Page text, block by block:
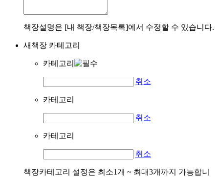
책장설명은 [내 책장/책장목록]에서 수정할 수 있습니다.
새책장 카테고리
카테고리
취소
카테고리
취소
카테고리
취소
책장카테고리 설정은 최소1개 ~ 최대3개까지 가능합니